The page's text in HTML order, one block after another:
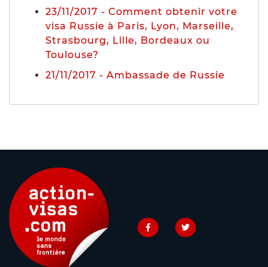
23/11/2017 - Comment obtenir votre
visa Russie à Paris, Lyon, Marseille,
Strasbourg, Lille, Bordeaux ou
Toulouse?
21/11/2017 - Ambassade de Russie